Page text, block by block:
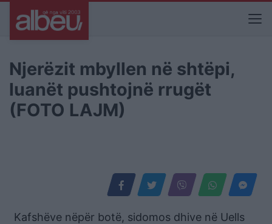
Njerëzit mbyllen në shtëpi,
luanët pushtojnë rrugët
(FOTO LAJM)
Kafshëve nëpër botë, sidomos dhive në Uells